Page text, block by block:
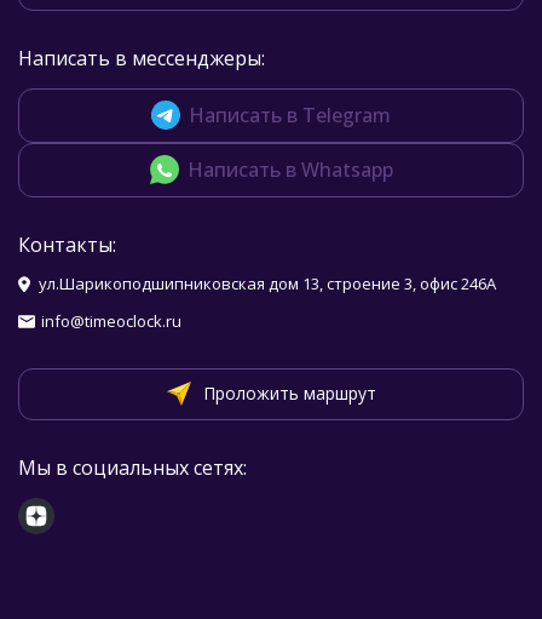
Написать в мессенджеры:
Написать в Telegram
Написать в Whatsapp
Контакты:
ул.Шарикоподшипниковская дом 13, строение 3, офис 246А
info@timeoclock.ru
Проложить маршрут
Мы в социальных сетях: